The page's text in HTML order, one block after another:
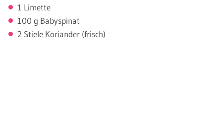
1 Limette
100 g Babyspinat
2 Stiele Koriander (frisch)